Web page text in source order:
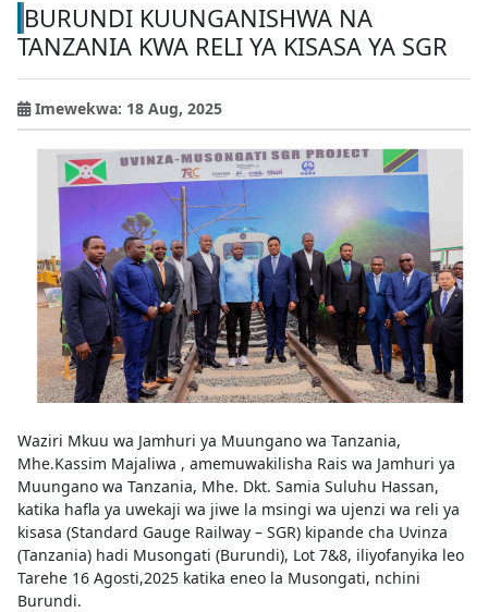
BURUNDI KUUNGANISHWA NA
TANZANIA KWA RELI YA KISASA YA SGR
Imewekwa: 18 Aug, 2025
Waziri Mkuu wa Jamhuri ya Muungano wa Tanzania,
Mhe.Kassim Majaliwa , amemuwakilisha Rais wa Jamhuri ya
Muungano wa Tanzania, Mhe. Dkt. Samia Suluhu Hassan,
katika hafla ya uwekaji wa jiwe la msingi wa ujenzi wa reli ya
kisasa (Standard Gauge Railway – SGR) kipande cha Uvinza
(Tanzania) hadi Musongati (Burundi), Lot 7&8, iliyofanyika leo
Tarehe 16 Agosti,2025 katika eneo la Musongati, nchini
Burundi.